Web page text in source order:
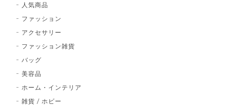
人気商品
ファッション
アクセサリー
ファッション雑貨
バッグ
美容品
ホーム・インテリア
雑貨 / ホビー